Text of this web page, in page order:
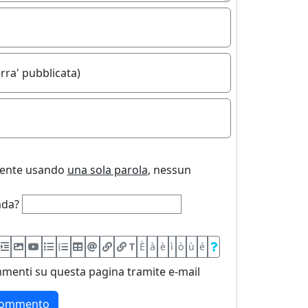
pubblicata)
usando una sola parola, nessun
T È à è ì ò ù é
su questa pagina tramite e-mail